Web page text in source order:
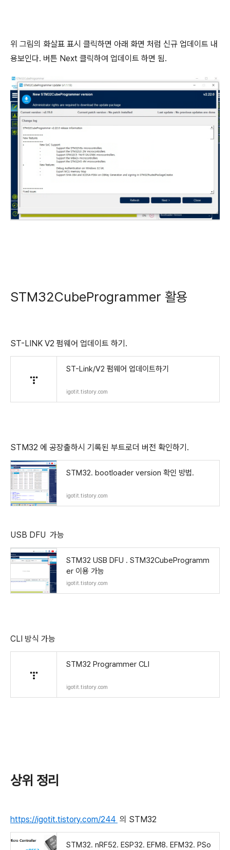
위 그림의 화살표 표시 클릭하면 아래 화면 처럼 신규 업데이트 내
용보인다. 버튼 Next 클릭하여 업데이트 하면 됨.
STM32CubeProgrammer 활용
ST-LINK V2 펌웨어 업데이트 하기.
ST-Link/V2 펌웨어 업데이트하기
igotit.tistory.com
STM32 에 공장출하시 기록된 부트로더 버전 확인하기.
STM32. bootloader version 확인 방법.
igotit.tistory.com
USB DFU 가능
STM32 USB DFU . STM32CubeProgramm
er 이용 가능
igotit.tistory.com
CLI 방식 가능
STM32 Programmer CLI
igotit.tistory.com
상위 정리
https://igotit.tistory.com/244 의 STM32
STM32. nRF52. ESP32. EFM8. EFM32. PSo